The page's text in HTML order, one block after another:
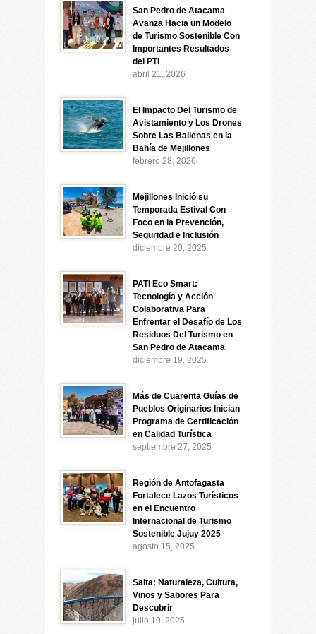
San Pedro de Atacama
Avanza Hacia un Modelo
de Turismo Sostenible Con
Importantes Resultados
del PTI
abril 21, 2026
El Impacto Del Turismo de
Avistamiento y Los Drones
Sobre Las Ballenas en la
Bahía de Mejillones
febrero 28, 2026
Mejillones Inició su
Temporada Estival Con
Foco en la Prevención,
Seguridad e Inclusión
diciembre 20, 2025
PATI Eco Smart:
Tecnología y Acción
Colaborativa Para
Enfrentar el Desafío de Los
Residuos Del Turismo en
San Pedro de Atacama
diciembre 19, 2025
Más de Cuarenta Guías de
Pueblos Originarios Inician
Programa de Certificación
en Calidad Turística
septiembre 27, 2025
Región de Antofagasta
Fortalece Lazos Turísticos
en el Encuentro
Internacional de Turismo
Sostenible Jujuy 2025
agosto 15, 2025
Salta: Naturaleza, Cultura,
Vinos y Sabores Para
Descubrir
julio 19, 2025